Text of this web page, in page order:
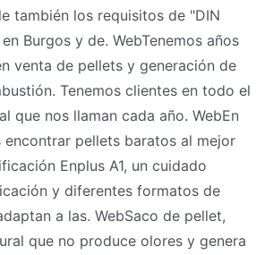
también los requisitos de "DIN
Burgos y de. WebTenemos años
venta de pellets y generación de
Tenemos clientes en todo el
que nos llaman cada año. WebEn
encontrar pellets baratos al mejor
Enplus A1, un cuidado
y diferentes formatos de
a las. WebSaco de pellet,
que no produce olores y genera